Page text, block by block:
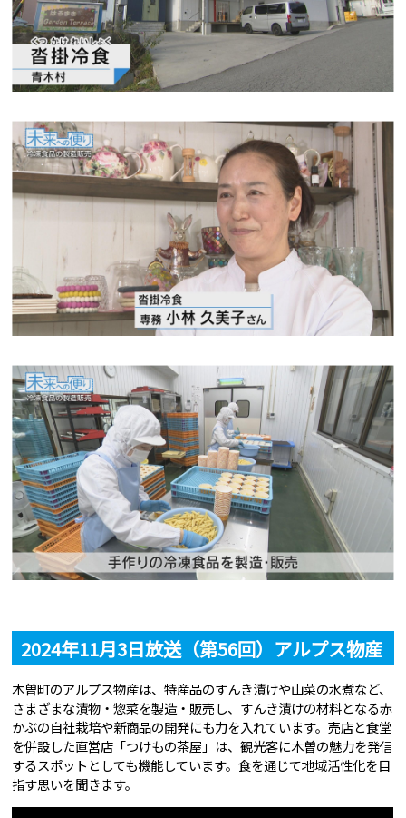
2024年11月3日放送（第56回）アルプス物産
木曽町のアルプス物産は、特産品のすんき漬けや山菜の水煮など、
さまざまな漬物・惣菜を製造・販売し、すんき漬けの材料となる赤
かぶの自社栽培や新商品の開発にも力を入れています。売店と食堂
を併設した直営店「つけもの茶屋」は、観光客に木曽の魅力を発信
するスポットとしても機能しています。食を通じて地域活性化を目
指す思いを聞きます。